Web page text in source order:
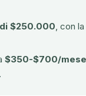
$250.000, con la
$350-$700/mese